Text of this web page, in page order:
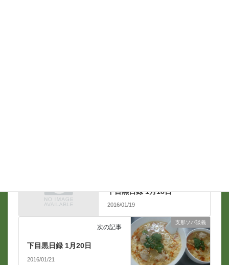
下目黒日録 1月18日
2016/01/19
支那ソバ談義
次の記事
下目黒日録 1月20日
2016/01/21